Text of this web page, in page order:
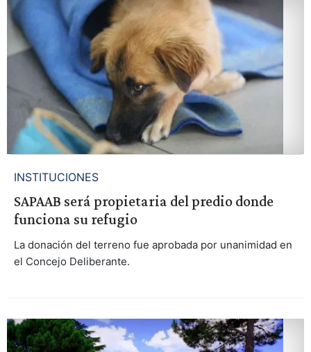
INSTITUCIONES
SAPAAB será propietaria del predio donde
funciona su refugio
La donación del terreno fue aprobada por unanimidad en
el Concejo Deliberante.